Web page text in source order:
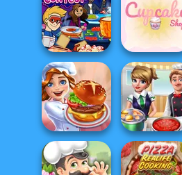
Ultra Pixel
Burgeria
Strawberry
Shortcake
Nickelodeon
Cooking Contest
Cupcake Shop